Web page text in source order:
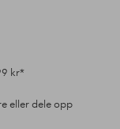
kr*
eller dele opp